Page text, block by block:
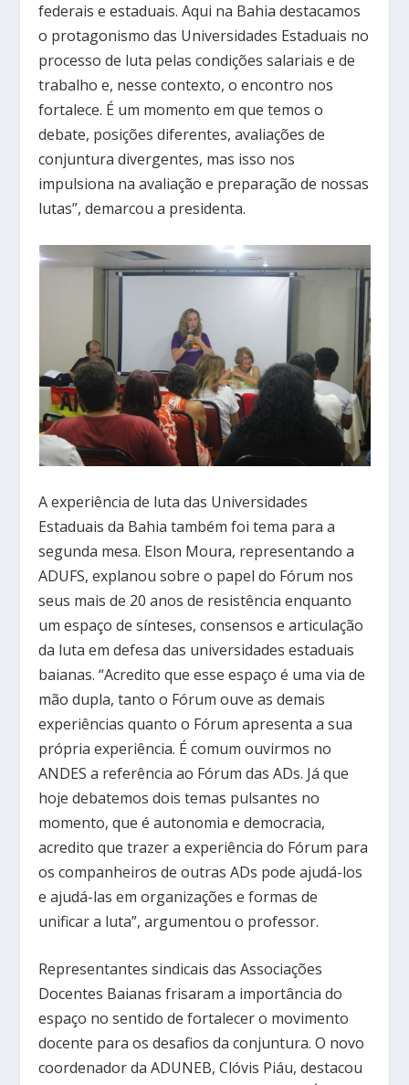
federais e estaduais. Aqui na Bahia destacamos
o protagonismo das Universidades Estaduais no
processo de luta pelas condições salariais e de
trabalho e, nesse contexto, o encontro nos
fortalece. É um momento em que temos o
debate, posições diferentes, avaliações de
conjuntura divergentes, mas isso nos
impulsiona na avaliação e preparação de nossas
lutas”, demarcou a presidenta.
A experiência de luta das Universidades
Estaduais da Bahia também foi tema para a
segunda mesa. Elson Moura, representando a
ADUFS, explanou sobre o papel do Fórum nos
seus mais de 20 anos de resistência enquanto
um espaço de sínteses, consensos e articulação
da luta em defesa das universidades estaduais
baianas. “Acredito que esse espaço é uma via de
mão dupla, tanto o Fórum ouve as demais
experiências quanto o Fórum apresenta a sua
própria experiência. É comum ouvirmos no
ANDES a referência ao Fórum das ADs. Já que
hoje debatemos dois temas pulsantes no
momento, que é autonomia e democracia,
acredito que trazer a experiência do Fórum para
os companheiros de outras ADs pode ajudá-los
e ajudá-las em organizações e formas de
unificar a luta”, argumentou o professor.
Representantes sindicais das Associações
Docentes Baianas frisaram a importância do
espaço no sentido de fortalecer o movimento
docente para os desafios da conjuntura. O novo
coordenador da ADUNEB, Clóvis Piáu, destacou